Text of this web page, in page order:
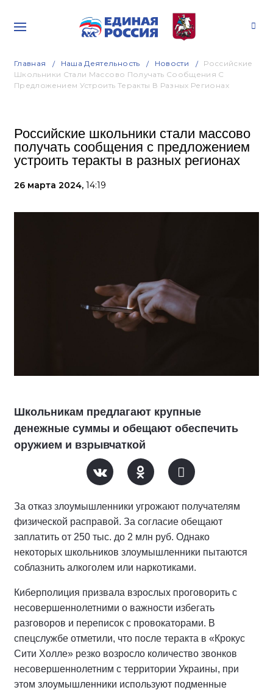
Главная Наша Деятельность Новости
Российские
Школьники Стали Массово Получать Сообщения С
Предложением Устроить Теракты В Разных Регионах
Российские школьники стали массово
получать сообщения с предложением
устроить теракты в разных регионах
26 марта 2024, 14:19
Школьникам предлагают крупные
денежные суммы и обещают обеспечить
оружием и взрывчаткой
За отказ злоумышленники угрожают получателям
физической расправой. За согласие обещают
заплатить от 250 тыс. до 2 млн руб. Однако
некоторых школьников злоумышленники пытаются
соблазнить алкоголем или наркотиками.
Киберполиция призвала взрослых проговорить с
несовершеннолетними о важности избегать
разговоров и переписок с провокаторами. В
спецслужбе отметили, что после теракта в «Крокус
Сити Холле» резко возросло количество звонков
несовершеннолетним с территории Украины, при
этом злоумышленники используют подменные